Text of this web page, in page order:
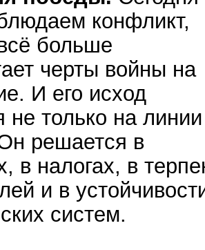
конфликт,
больше
черты войны на
И его исход
не только на линии
решается в
в налогах, в
и в
систем.